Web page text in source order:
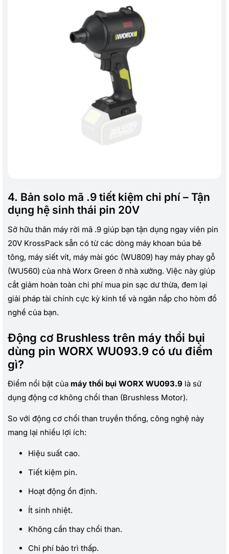
4. Bản solo mã .9 tiết kiệm chi phí – Tận
dụng hệ sinh thái pin 20V
Sở hữu thân máy rời mã .9 giúp bạn tận dụng ngay viên pin
20V KrossPack sẵn có từ các dòng máy khoan búa bê
tông, máy siết vít, máy mài góc (WU809) hay máy phay gỗ
(WU560) của nhà Worx Green ở nhà xưởng. Việc này giúp
cắt giảm hoàn toàn chi phí mua pin sạc dư thừa, đem lại
giải pháp tài chính cực kỳ kinh tế và ngăn nắp cho hòm đồ
nghề của bạn.
Động cơ Brushless trên máy thổi bụi
dùng pin WORX WU093.9 có ưu điểm
gì?
Điểm nổi bật của máy thổi bụi WORX WU093.9 là sử
dụng động cơ không chổi than (Brushless Motor).
So với động cơ chổi than truyền thống, công nghệ này
mang lại nhiều lợi ích:
Hiệu suất cao.
Tiết kiệm pin.
Hoạt động ổn định.
Ít sinh nhiệt.
Không cần thay chổi than.
Chi phí bảo trì thấp.